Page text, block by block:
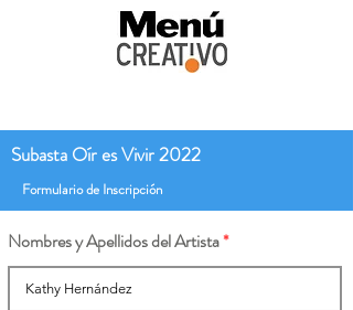
Subasta Oír es Vivir 2022
Formulario de Inscripción
Nombres y Apellidos del Artista